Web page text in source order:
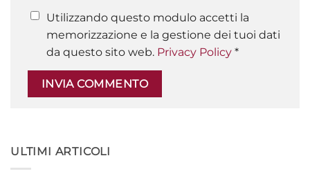
Utilizzando questo modulo accetti la
memorizzazione e la gestione dei tuoi dati
da questo sito web. Privacy Policy *
ULTIMI ARTICOLI